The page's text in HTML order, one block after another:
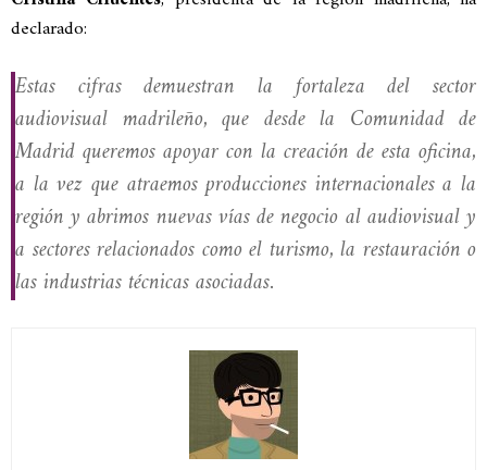
declarado:
Estas cifras demuestran la fortaleza del sector
audiovisual madrileño, que desde la Comunidad de
Madrid queremos apoyar con la creación de esta oficina,
a la vez que atraemos producciones internacionales a la
región y abrimos nuevas vías de negocio al audiovisual y
a sectores relacionados como el turismo, la restauración o
las industrias técnicas asociadas.